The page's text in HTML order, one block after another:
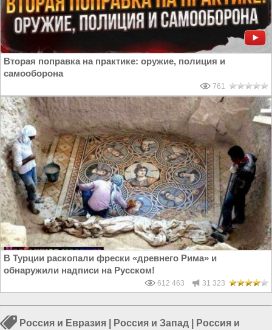
Вторая поправка на практике: оружие, полиция и
самооборона
761
В Турции раскопали фрески «древнего Рима» и
обнаружили надписи на Русском!
612 463 31 323
Россия и Евразия Россия и Запад Россия и